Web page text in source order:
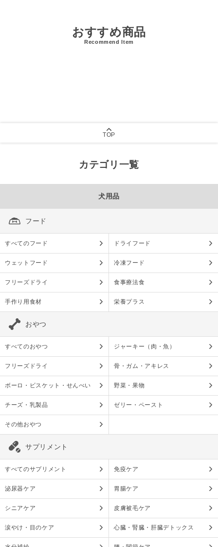
おすすめ商品
Recommend Item
TOP
カテゴリ一覧
犬用品
フード
すべてのフード ドライフード
ウェットフード 冷凍フード
フリーズドライ 食事療法食
手作り用食材 栄養プラス
おやつ
すべてのおやつ ジャーキー（肉・魚）
フリーズドライ 骨・ガム・アキレス
ボーロ・ビスケット・せんべい 野菜・果物
チーズ・乳製品 ゼリー・ペースト
その他おやつ
サプリメント
すべてのサプリメント 免疫ケア
泌尿器ケア 胃腸ケア
シニアケア 皮膚被毛ケア
涙やけ・目のケア 心臓・腎臓・肝臓デトックス